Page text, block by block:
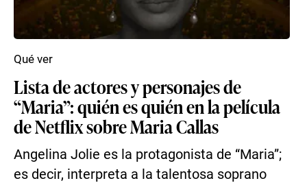
Lista de actores y personajes de
“Maria”: quién es quién en la película
de Netflix sobre Maria Callas
Angelina Jolie es la protagonista de “Maria”;
es decir, interpreta a la talentosa soprano
Qué ver